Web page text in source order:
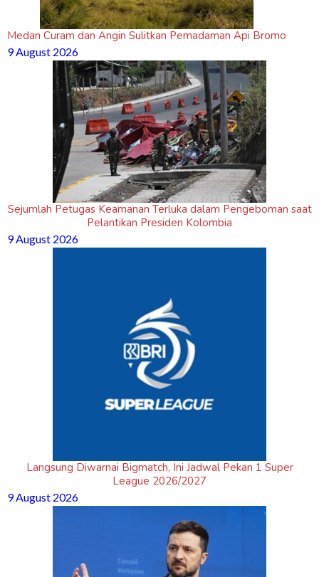
Medan Curam dan Angin Sulitkan Pemadaman Api Bromo
9 August 2026
Sejumlah Petugas Keamanan Terluka dalam Pengeboman saat
Pelantikan Presiden Kolombia
9 August 2026
Langsung Diwarnai Bigmatch, Ini Jadwal Pekan 1 Super
League 2026/2027
9 August 2026